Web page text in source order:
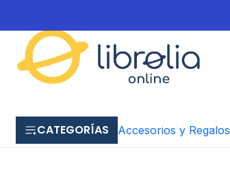
CATEGORÍAS Accesorios y Regalos